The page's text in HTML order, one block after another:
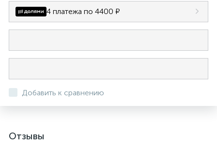
4 платежа по 4400 ₽
Добавить к сравнению
Отзывы